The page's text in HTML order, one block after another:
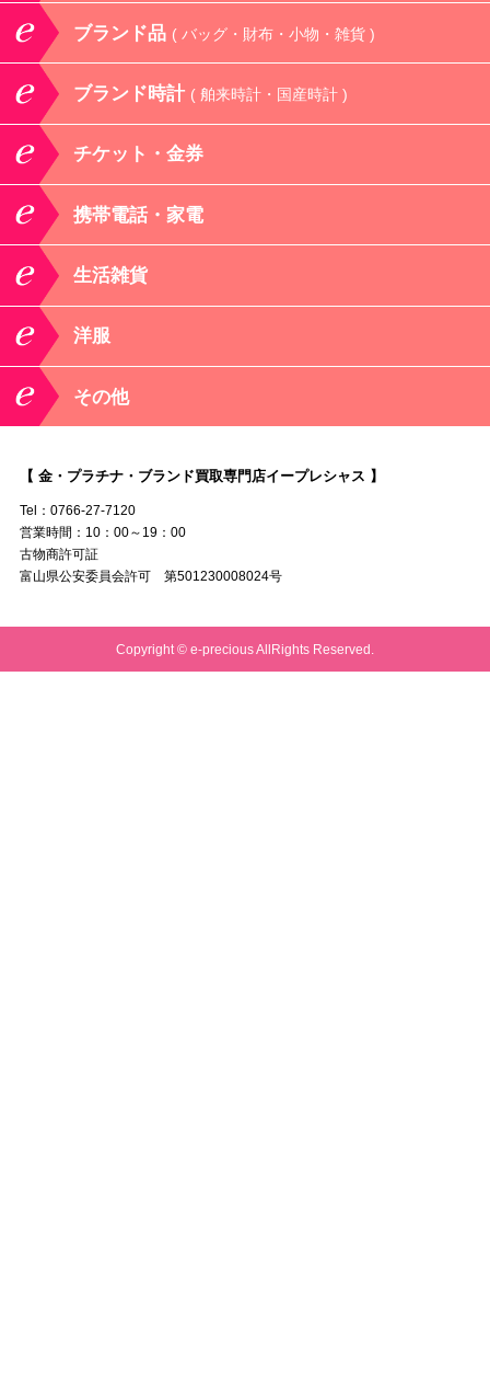
ブランド品 ( バッグ・財布・小物・雑貨 )
ブランド時計 ( 舶来時計・国産時計 )
チケット・金券
携帯電話・家電
生活雑貨
洋服
その他
【 金・プラチナ・ブランド買取専門店イープレシャス 】
Tel：0766-27-7120
営業時間：10：00～19：00
古物商許可証
富山県公安委員会許可 第501230008024号
Copyright © e-precious AllRights Reserved.